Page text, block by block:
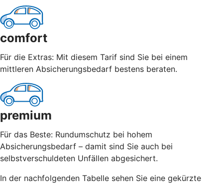
comfort
Für die Extras: Mit diesem Tarif sind Sie bei einem
mittleren Absicherungsbedarf bestens beraten.
premium
Für das Beste: Rundumschutz bei hohem
Absicherungsbedarf – damit sind Sie auch bei
selbstverschuldeten Unfällen abgesichert.
In der nachfolgenden Tabelle sehen Sie eine gekürzte